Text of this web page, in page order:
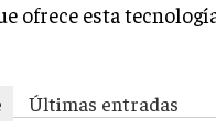
ofrece esta
Últimas entradas